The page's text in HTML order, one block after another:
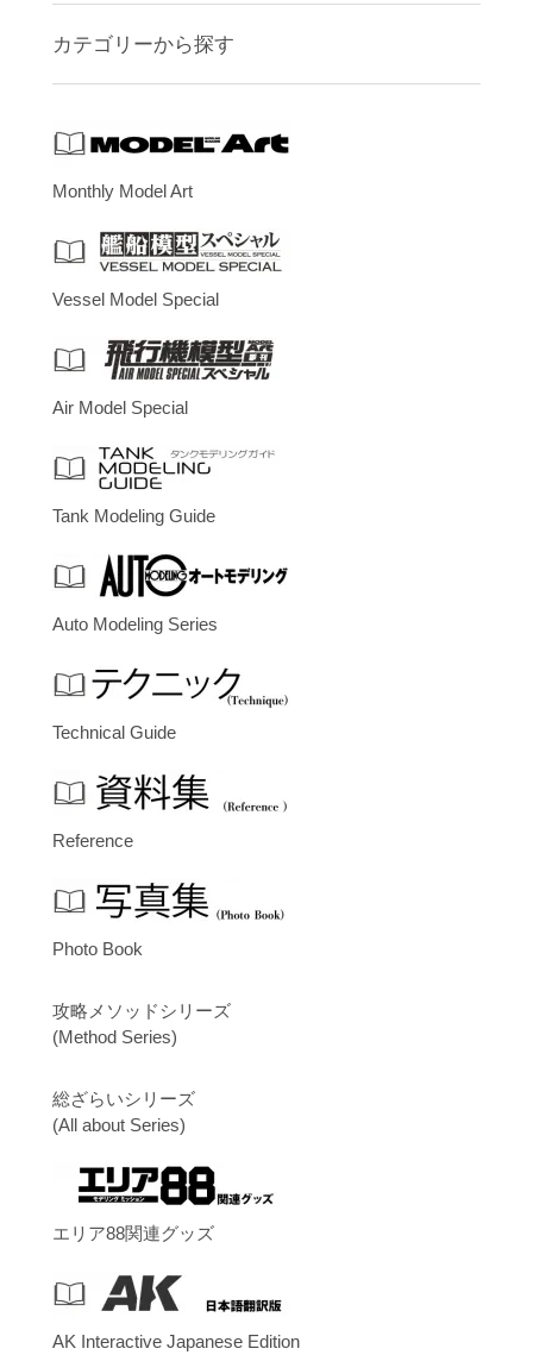
カテゴリーから探す
Monthly Model Art
Vessel Model Special
Air Model Special
Tank Modeling Guide
Auto Modeling Series
Technical Guide
Reference
Photo Book
攻略メソッドシリーズ
(Method Series)
総ざらいシリーズ
(All about Series)
エリア88関連グッズ
AK Interactive Japanese Edition